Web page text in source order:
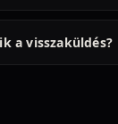
a visszaküldés?